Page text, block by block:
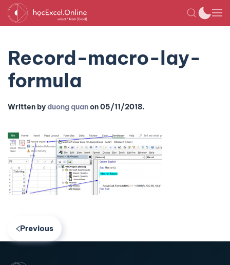
Record-macro-lay-
formula
Written byduong quanon05/11/2018.
Previous